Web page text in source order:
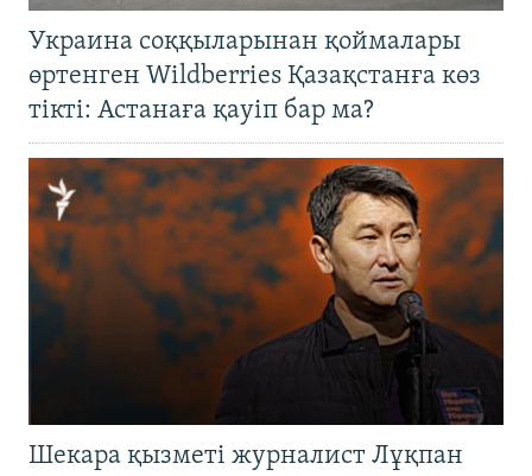
Украина соққыларынан қоймалары
өртенген Wildberries Қазақстанға көз
тікті: Астанаға қауіп бар ма?
Шекара қызметі журналист Лұқпан